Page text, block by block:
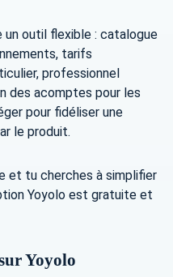
outil flexible : catalogue
tarifs
professionnel
des acomptes pour les
pour fidéliser une
le produit.
et tu cherches à simplifier
Yoyolo est gratuite et
Yoyolo